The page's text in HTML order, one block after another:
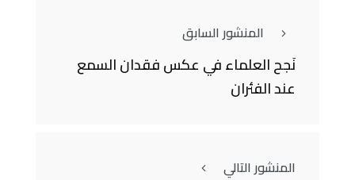
المنشور السابق
نَجح العلماء في عكس فقدان السمع
عند الفئران
المنشور التالي